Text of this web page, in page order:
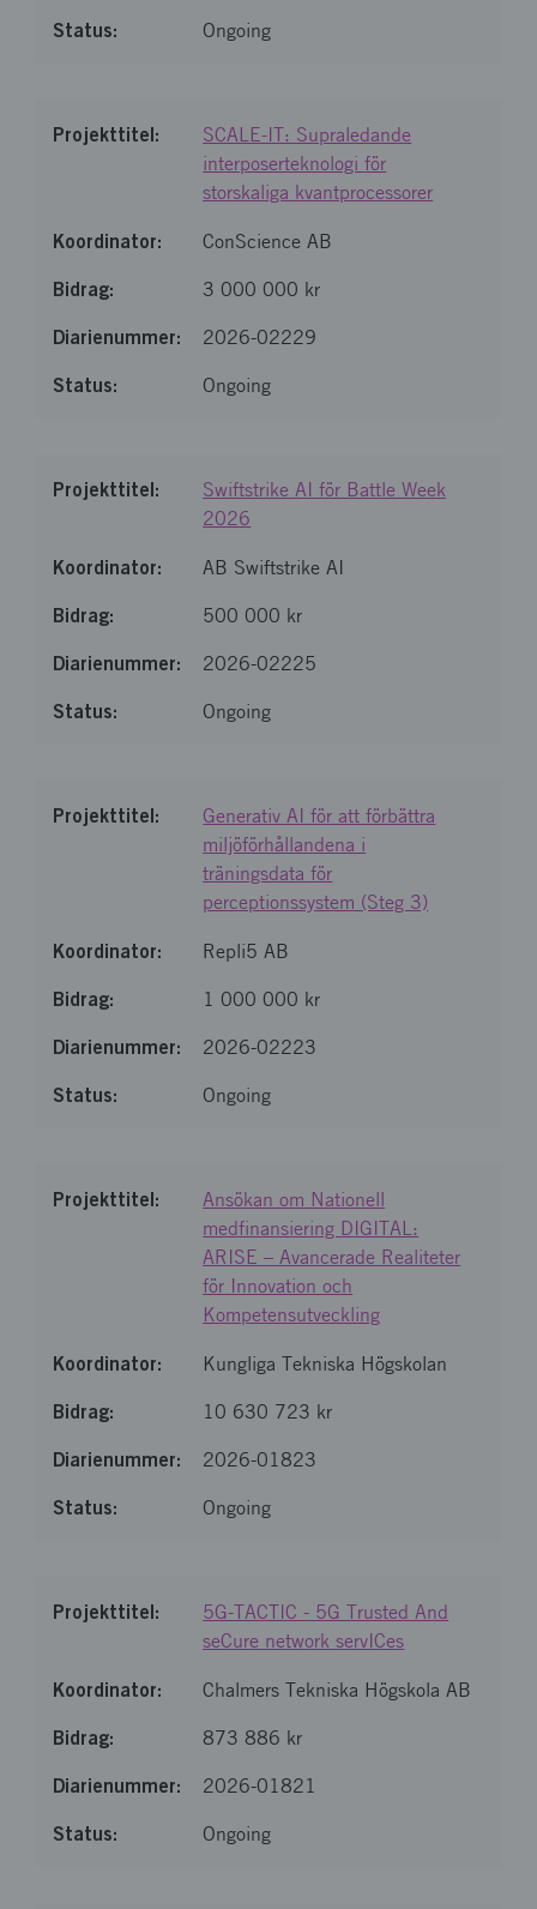
Ongoing
SCALE-IT: Supraledande
interposerteknologi för
storskaliga kvantprocessorer
ConScience AB
3 000 000 kr
2026-02229
Ongoing
Swiftstrike AI för Battle Week
2026
AB Swiftstrike AI
500 000 kr
2026-02225
Ongoing
Generativ AI för att förbättra
miljöförhållandena i
träningsdata för
perceptionssystem (Steg 3)
Repli5 AB
1 000 000 kr
2026-02223
Ongoing
Ansökan om Nationell
medfinansiering DIGITAL:
ARISE – Avancerade Realiteter
för Innovation och
Kompetensutveckling
Kungliga Tekniska Högskolan
10 630 723 kr
2026-01823
Ongoing
5G-TACTIC - 5G Trusted And
seCure network servICes
Chalmers Tekniska Högskola AB
873 886 kr
2026-01821
Ongoing